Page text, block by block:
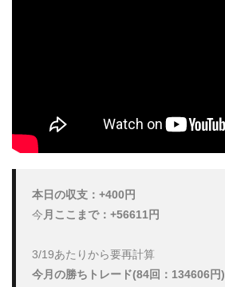
本日の収支：+400円
今 月ここまで：+56611円
今月の勝ちトレード(84回：134606円)